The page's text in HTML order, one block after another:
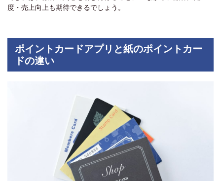
度・売上向上も期待できるでしょう。
ポイントカードアプリと紙のポイントカー
ドの違い